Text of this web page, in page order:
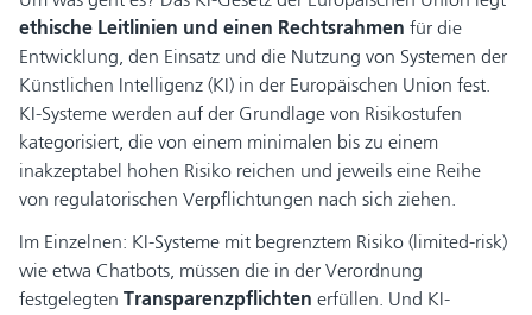
ethische Leitlinien und einen Rechtsrahmen für die
Entwicklung, den Einsatz und die Nutzung von Systemen der
Künstlichen Intelligenz (KI) in der Europäischen Union fest.
KI-Systeme werden auf der Grundlage von Risikostufen
kategorisiert, die von einem minimalen bis zu einem
inakzeptabel hohen Risiko reichen und jeweils eine Reihe
von regulatorischen Verpflichtungen nach sich ziehen.
Im Einzelnen: KI-Systeme mit begrenztem Risiko (limited-risk)
wie etwa Chatbots, müssen die in der Verordnung
festgelegten Transparenzpflichten erfüllen. Und KI-